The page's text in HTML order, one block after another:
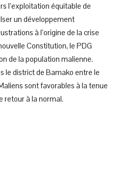
l’exploitation équitable de
un développement
à l’origine de la crise
Constitution, le PDG
de la population malienne.
le district de Bamako entre le
sont favorables à la tenue
retour à la normal.